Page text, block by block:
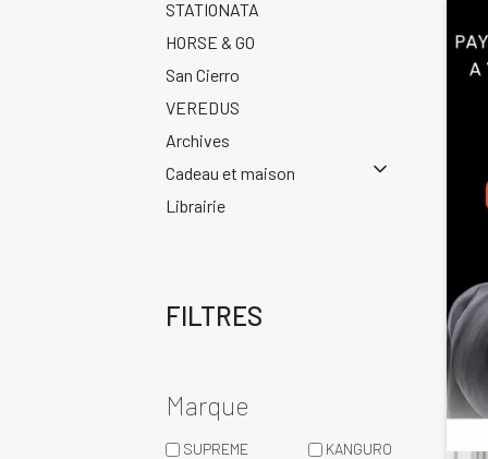
STATIONATA
HORSE & GO
San Cierro
VEREDUS
Archives
Cadeau et maison
Librairie
FILTRES
Marque
SUPREME
KANGURO